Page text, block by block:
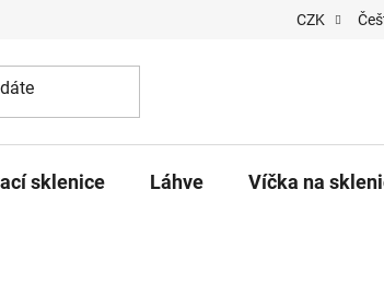
CZK
sklenice Láhve Víčka na